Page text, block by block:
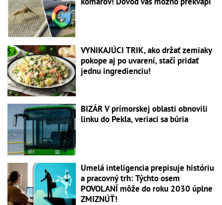
VYNIKAJÚCI TRIK, ako držať zemiaky
pokope aj po uvarení, stačí pridať
jednu ingredienciu!
BIZÁR V prímorskej oblasti obnovili
linku do Pekla, veriaci sa búria
Umelá inteligencia prepisuje históriu
a pracovný trh: Týchto osem
POVOLANÍ môže do roku 2030 úplne
ZMIZNÚŤ!